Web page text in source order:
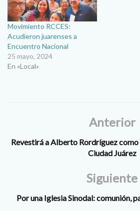
Movimiento RCCES:
Acudieron juarenses a
Encuentro Nacional
25 mayo, 2024
En «Local»
Anterior
Revestirá a Alberto Rordríguez
Ciudad Juárez
Siguiente
Por una Iglesia Sinodal: comunión,